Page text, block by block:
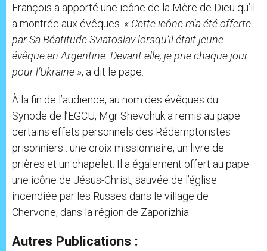
François a apporté une icône de la Mère de Dieu qu’il
a montrée aux évêques. « Cette icône m’a été offerte
par Sa Béatitude Sviatoslav lorsqu’il était jeune
évêque en Argentine. Devant elle, je prie chaque jour
pour l’Ukraine », a dit le pape.
À la fin de l’audience, au nom des évêques du
Synode de l’EGCU, Mgr Shevchuk a remis au pape
certains effets personnels des Rédemptoristes
prisonniers : une croix missionnaire, un livre de
prières et un chapelet. Il a également offert au pape
une icône de Jésus-Christ, sauvée de l’église
incendiée par les Russes dans le village de
Chervone, dans la région de Zaporizhia.
Autres Publications :